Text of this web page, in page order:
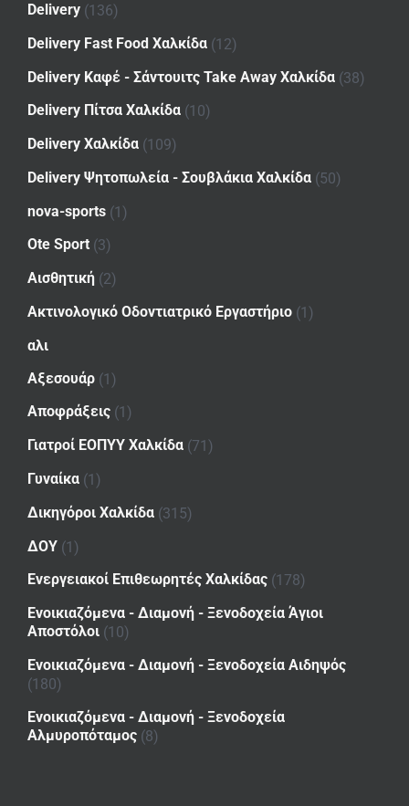
Delivery (136)
Delivery Fast Food Χαλκίδα (12)
Delivery Καφέ - Σάντουιτς Take Away Χαλκίδα (38)
Delivery Πίτσα Χαλκίδα (10)
Delivery Χαλκίδα (109)
Delivery Ψητοπωλεία - Σουβλάκια Χαλκίδα (50)
nova-sports (1)
Ote Sport (3)
Αισθητική (2)
Ακτινολογικό Οδοντιατρικό Εργαστήριο (1)
αλι
Αξεσουάρ (1)
Αποφράξεις (1)
Γιατροί ΕΟΠΥΥ Χαλκίδα (71)
Γυναίκα (1)
Δικηγόροι Χαλκίδα (315)
ΔΟΥ (1)
Ενεργειακοί Επιθεωρητές Χαλκίδας (178)
Ενοικιαζόμενα - Διαμονή - Ξενοδοχεία Άγιοι
Αποστόλοι (10)
Ενοικιαζόμενα - Διαμονή - Ξενοδοχεία Αιδηψός
(180)
Ενοικιαζόμενα - Διαμονή - Ξενοδοχεία
Αλμυροπόταμος (8)